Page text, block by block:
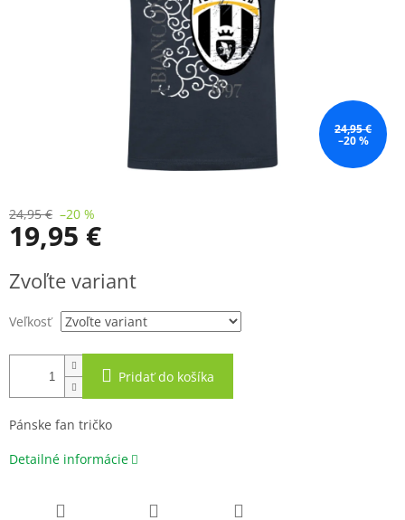
24,95 €
–20 %
24,95 € –20 %
19,95 €
cena:
Zvoľte variant
Veľkosť
Pridať do košíka
Pánske fan tričko
Detailné informácie